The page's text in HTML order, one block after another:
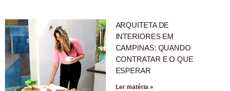
ARQUITETA DE
INTERIORES EM
CAMPINAS: QUANDO
CONTRATAR E O QUE
ESPERAR
Ler matéria »